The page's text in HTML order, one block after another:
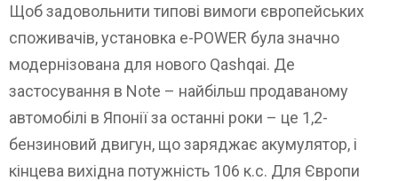
Щоб задовольнити типові вимоги європейських
споживачів, установка e-POWER була значно
модернізована для нового Qashqai. Де
застосування в Note – найбільш продаваному
автомобілі в Японії за останні роки – це 1,2-
бензиновий двигун, що заряджає акумулятор, і
кінцева вихідна потужність 106 к.с. Для Європи